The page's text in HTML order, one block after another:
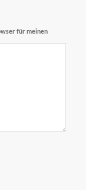
für meinen